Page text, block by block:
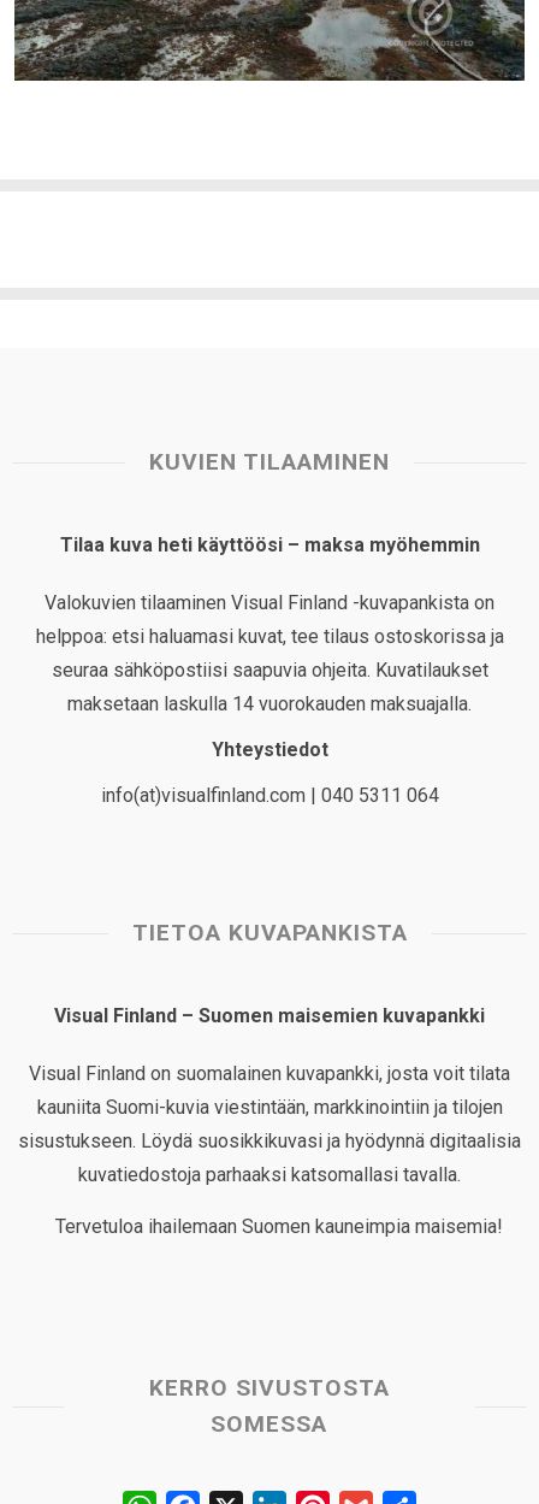
KUVIEN TILAAMINEN
Tilaa kuva heti käyttöösi – maksa myöhemmin
Valokuvien tilaaminen Visual Finland -kuvapankista on
helppoa: etsi haluamasi kuvat, tee tilaus ostoskorissa ja
seuraa sähköpostiisi saapuvia ohjeita. Kuvatilaukset
maksetaan laskulla 14 vuorokauden maksuajalla.
Yhteystiedot
info(at)visualfinland.com | 040 5311 064
TIETOA KUVAPANKISTA
Visual Finland – Suomen maisemien kuvapankki
Visual Finland on suomalainen kuvapankki, josta voit tilata
kauniita Suomi-kuvia viestintään, markkinointiin ja tilojen
sisustukseen. Löydä suosikkikuvasi ja hyödynnä digitaalisia
kuvatiedostoja parhaaksi katsomallasi tavalla.
Tervetuloa ihailemaan Suomen kauneimpia maisemia!
KERRO SIVUSTOSTA
SOMESSA